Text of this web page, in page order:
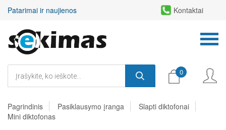
Kontaktai
Patarimai ir naujienos
0
Pagrindinis Pasiklausymo įranga
Slapti diktofonai
Mini diktofonas